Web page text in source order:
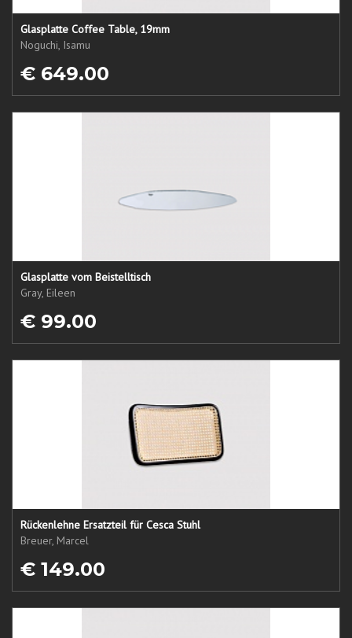
Glasplatte Coffee Table, 19mm
Noguchi, Isamu
€ 649.00
Glasplatte vom Beistelltisch
Gray, Eileen
€ 99.00
Rückenlehne Ersatzteil für Cesca Stuhl
Breuer, Marcel
€ 149.00